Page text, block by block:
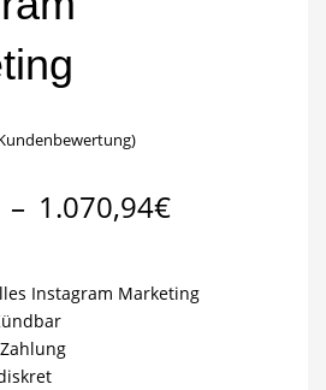
– 1.070,94€
Instagram Marketing